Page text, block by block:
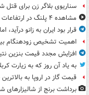
سناریوی بلاگر زن برای
مشاهده ۴ پلنگ در ارتفاعات میناب
قرار بود ایران به زانو
اهمیت تشخیص زودهنگام
افزایش مجدد قیمت بنزین
به یاد آن روز که به زیارت
قیمت گاز در اروپا به بالاترین سطح
برداشت برنج از شالیزارهای